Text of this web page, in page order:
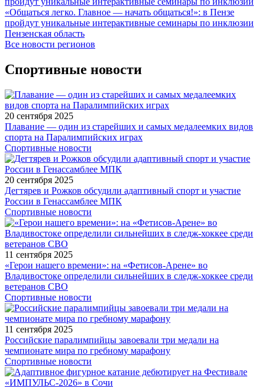
«Общаться легко. Главное — начать общаться!»: в Пензе
пройдут уникальные интерактивные семинары по инклюзии
Пензенская область
Все новости регионов
Спортивные новости
20 сентября 2025
Плавание — один из старейших и самых медалеемких видов
спорта на Паралимпийских играх
Спортивные новости
20 сентября 2025
Дегтярев и Рожков обсудили адаптивный спорт и участие
России в Генассамблее МПК
Спортивные новости
11 сентября 2025
«Герои нашего времени»: на «Фетисов-Арене» во
Владивостоке определили сильнейших в следж-хоккее среди
ветеранов СВО
Спортивные новости
11 сентября 2025
Российские паралимпийцы завоевали три медали на
чемпионате мира по гребному марафону
Спортивные новости